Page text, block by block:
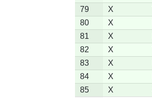
79
X
80
X
81
X
82
X
83
X
84
X
85
X